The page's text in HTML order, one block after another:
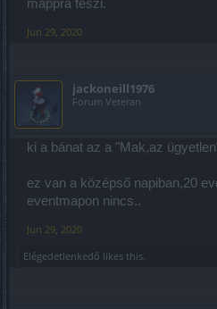
mappra teszi.
Jun 29, 2020
jackoneill1976
Forum Veteran
ki a bánat az a "Mak,az
ez van a középső napiban,20
eventmapon nincs..
Jun 29, 2020
Elégedetlenkedő likes this.